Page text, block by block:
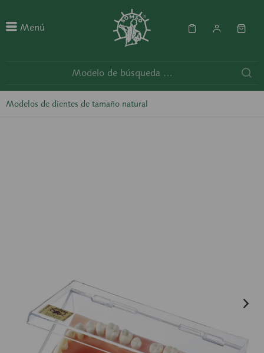
Menú
Modelos de dientes de tamaño natural